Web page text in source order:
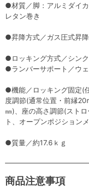
●材質／脚：アルミダイ
レタン巻き
●昇降方式／ガス圧式昇降
●ロッキング方式／シン
●ランバーサポート／ウ
●機能／ロッキング固定(
度調節(通常位置・前縁
㎜)、座の高さ調節(スト
ト、オープンポジション
●質量／約17.6ｋｇ
商品注意事項